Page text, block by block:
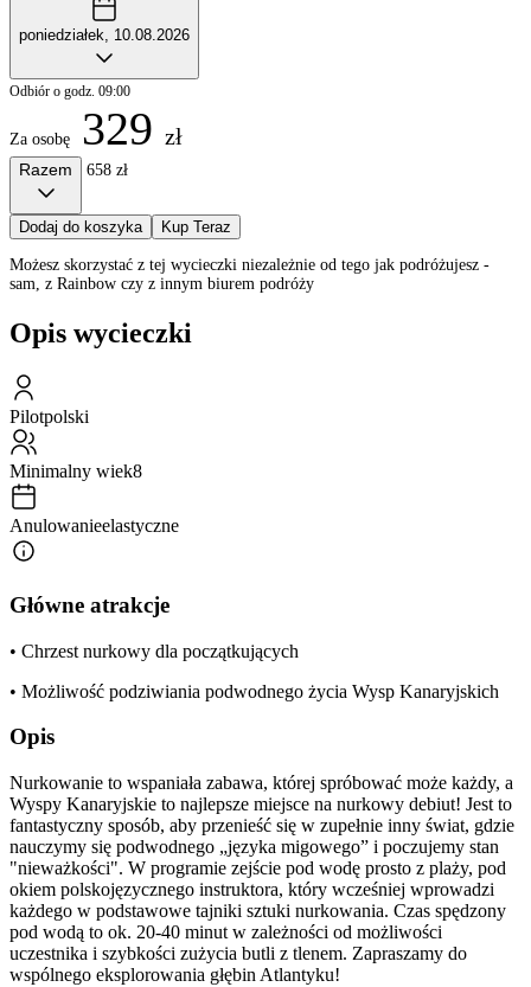
poniedziałek, 10.08.2026
Odbiór o godz. 09:00
Za osobę 329 zł
Razem 658 zł
Dodaj do koszyka Kup Teraz
Możesz skorzystać z tej wycieczki niezależnie od tego jak podróżujesz -
sam, z Rainbow czy z innym biurem podróży
Opis wycieczki
Pilotpolski
Minimalny wiek8
Anulowanieelastyczne
Główne atrakcje
• Chrzest nurkowy dla początkujących
• Możliwość podziwiania podwodnego życia Wysp Kanaryjskich
Opis
Nurkowanie to wspaniała zabawa, której spróbować może każdy, a
Wyspy Kanaryjskie to najlepsze miejsce na nurkowy debiut! Jest to
fantastyczny sposób, aby przenieść się w zupełnie inny świat, gdzie
nauczymy się podwodnego „języka migowego” i poczujemy stan
"nieważkości". W programie zejście pod wodę prosto z plaży, pod
okiem polskojęzycznego instruktora, który wcześniej wprowadzi
każdego w podstawowe tajniki sztuki nurkowania. Czas spędzony
pod wodą to ok. 20-40 minut w zależności od możliwości
uczestnika i szybkości zużycia butli z tlenem. Zapraszamy do
wspólnego eksplorowania głębin Atlantyku!